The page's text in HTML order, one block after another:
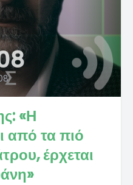
«Η
από τα πιό
έρχεται